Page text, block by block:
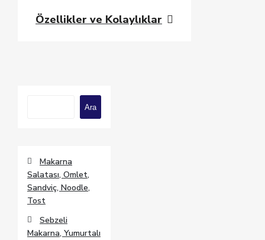
Özellikler ve Kolaylıklar
Ara
Makarna
Salatası, Omlet,
Sandviç, Noodle,
Tost
Sebzeli
Makarna, Yumurtalı